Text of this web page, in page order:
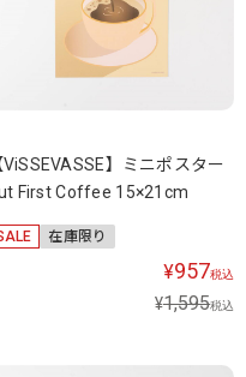
ViSSEVASSE】ミニポスター
First Coffee 15×21cm
在庫限り
¥957税込
¥1,595税込